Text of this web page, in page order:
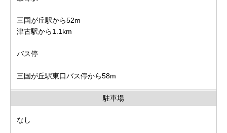
三国が丘駅から52m
津古駅から1.1km
バス停
三国が丘駅東口バス停から58m
駐車場
なし